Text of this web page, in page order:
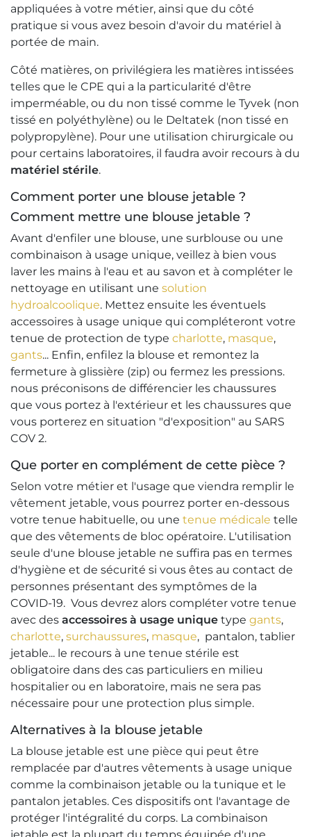
appliquées à votre métier, ainsi que du côté
pratique si vous avez besoin d'avoir du matériel à
portée de main.
Côté matières, on privilégiera les matières intissées
telles que le CPE qui a la particularité d'être
imperméable, ou du non tissé comme le Tyvek (non
tissé en polyéthylène) ou le Deltatek (non tissé en
polypropylène). Pour une utilisation chirurgicale ou
pour certains laboratoires, il faudra avoir recours à du
matériel stérile.
Comment porter une blouse jetable ?
Comment mettre une blouse jetable ?
Avant d'enfiler une blouse, une surblouse ou une
combinaison à usage unique, veillez à bien vous
laver les mains à l'eau et au savon et à compléter le
nettoyage en utilisant une solution
hydroalcoolique. Mettez ensuite les éventuels
accessoires à usage unique qui compléteront votre
tenue de protection de type charlotte, masque,
gants... Enfin, enfilez la blouse et remontez la
fermeture à glissière (zip) ou fermez les pressions.
nous préconisons de différencier les chaussures
que vous portez à l'extérieur et les chaussures que
vous porterez en situation "d'exposition" au SARS
COV 2.
Que porter en complément de cette pièce ?
Selon votre métier et l'usage que viendra remplir le
vêtement jetable, vous pourrez porter en-dessous
votre tenue habituelle, ou une tenue médicale telle
que des vêtements de bloc opératoire. L'utilisation
seule d'une blouse jetable ne suffira pas en termes
d'hygiène et de sécurité si vous êtes au contact de
personnes présentant des symptômes de la
COVID-19. Vous devrez alors compléter votre tenue
avec des accessoires à usage unique type gants,
charlotte, surchaussures, masque, pantalon, tablier
jetable... le recours à une tenue stérile est
obligatoire dans des cas particuliers en milieu
hospitalier ou en laboratoire, mais ne sera pas
nécessaire pour une protection plus simple.
Alternatives à la blouse jetable
La blouse jetable est une pièce qui peut être
remplacée par d'autres vêtements à usage unique
comme la combinaison jetable ou la tunique et le
pantalon jetables. Ces dispositifs ont l'avantage de
protéger l'intégralité du corps. La combinaison